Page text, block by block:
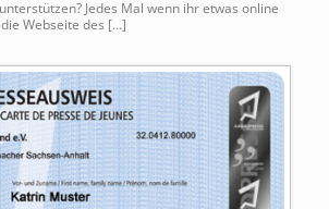
Jedes Mal wenn ihr etwas online
Webseite des […]